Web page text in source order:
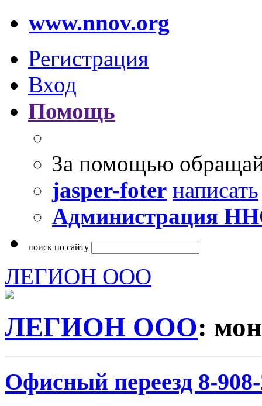
www.nnov.org
Регистрация
Вход
Помощь
За помощью
jasper-foter написать
Администрация
поиск по сайту
ЛЕГИОН ООО
ЛЕГИОН ООО:
Офисный переезд 8-